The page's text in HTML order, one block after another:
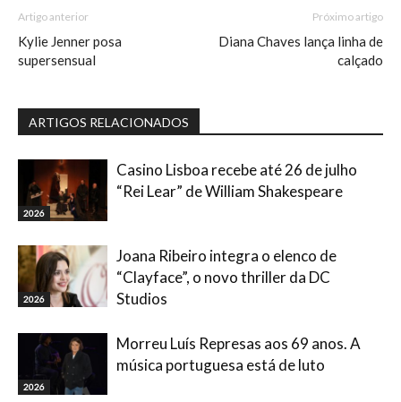
Artigo anterior
Kylie Jenner posa
supersensual
Próximo artigo
Diana Chaves lança linha de
calçado
ARTIGOS RELACIONADOS
2026
Casino Lisboa recebe até 26 de julho
“Rei Lear” de William Shakespeare
2026
Joana Ribeiro integra o elenco de
“Clayface”, o novo thriller da DC
Studios
2026
Morreu Luís Represas aos 69 anos. A
música portuguesa está de luto